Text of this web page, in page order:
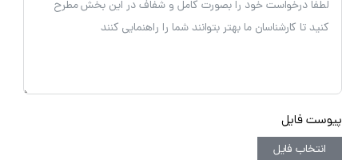
فایل
انتخاب فایل